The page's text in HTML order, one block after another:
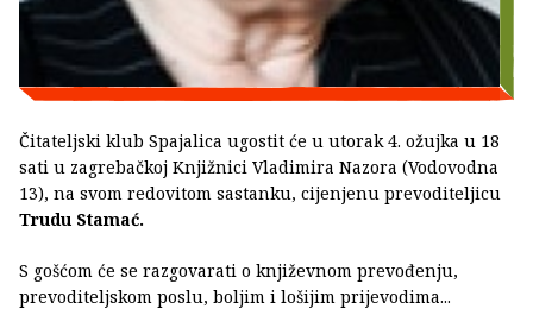
Čitateljski klub Spajalica ugostit će u utorak 4. ožujka u 18
sati u zagrebačkoj Knjižnici Vladimira Nazora (Vodovodna
13), na svom redovitom sastanku, cijenjenu prevoditeljicu
Trudu Stamać.
S gošćom će se razgovarati o književnom prevođenju,
prevoditeljskom poslu, boljim i lošijim prijevodima...